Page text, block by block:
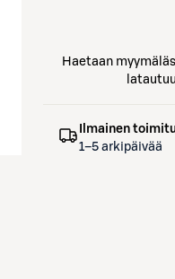
Haetaan
latautuu
Ilmainen
1–5 arkipäivää